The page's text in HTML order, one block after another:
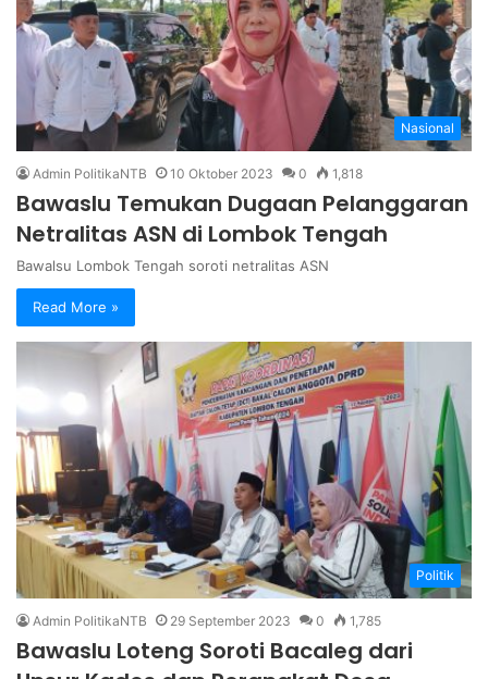
Nasional
Admin PolitikaNTB 10 Oktober 2023 0 1,818
Bawaslu Temukan Dugaan Pelanggaran
Netralitas ASN di Lombok Tengah
Bawalsu Lombok Tengah soroti netralitas ASN
Read More »
Politik
Admin PolitikaNTB 29 September 2023 0 1,785
Bawaslu Loteng Soroti Bacaleg dari